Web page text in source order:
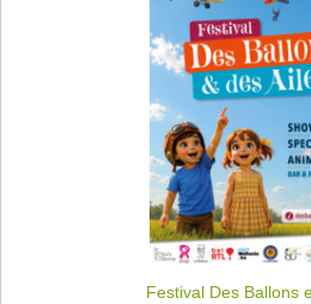
Festival Des Ballons